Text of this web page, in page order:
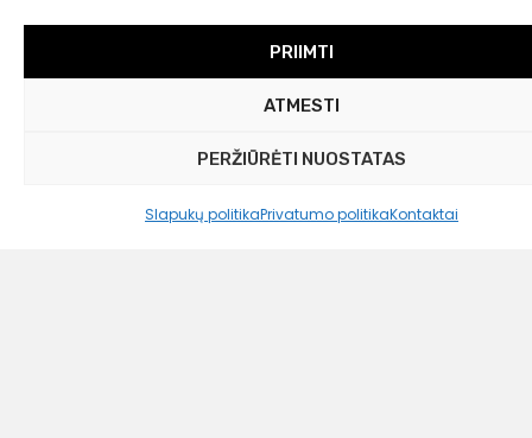
PRIIMTI
ATMESTI
PERŽIŪRĖTI NUOSTATAS
Slapukų politikaPrivatumo politikaKontaktai